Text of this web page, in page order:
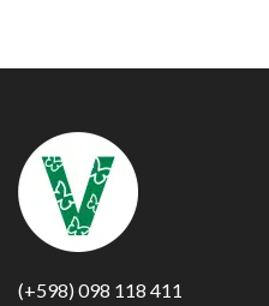
(+598) 098 118 411